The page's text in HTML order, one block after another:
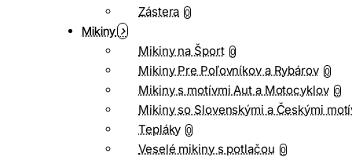
Zástera 0
Mikiny
Mikiny na Šport 0
Mikiny Pre Poľovníkov a Rybárov 0
Mikiny s motívmi Aut a Motocyklov 0
Mikiny so Slovenskými a Českými
Tepláky 0
Veselé mikiny s potlačou 0